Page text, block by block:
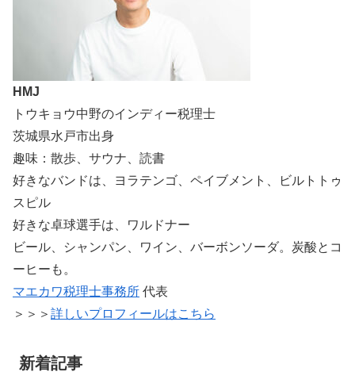
HMJ
トウキョウ中野のインディー税理士
茨城県水戸市出身
趣味：散歩、サウナ、読書
好きなバンドは、ヨラテンゴ、ペイブメント、ビルトトゥ
スピル
好きな卓球選手は、ワルドナー
ビール、シャンパン、ワイン、バーボンソーダ。炭酸とコ
ーヒーも。
マエカワ税理士事務所 代表
＞＞＞ 詳しいプロフィールはこちら
新着記事